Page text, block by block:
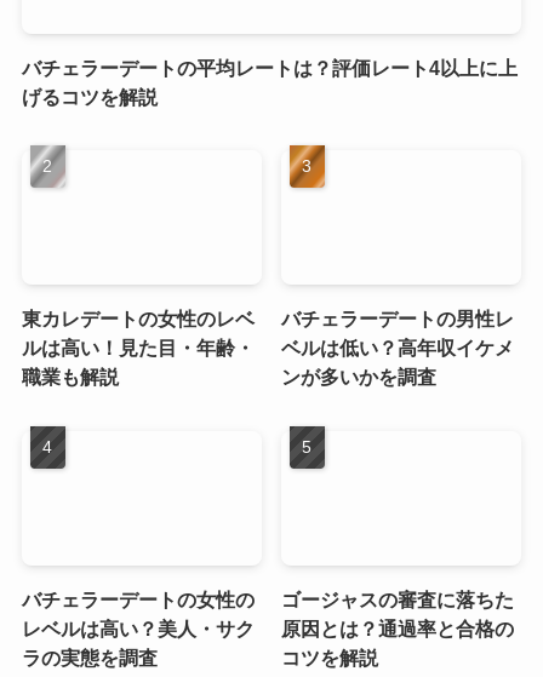
バチェラーデートの平均レートは？評価レート4以上に上
げるコツを解説
東カレデートの女性のレベ
ルは高い！見た目・年齢・
職業も解説
バチェラーデートの男性レ
ベルは低い？高年収イケメ
ンが多いかを調査
バチェラーデートの女性の
レベルは高い？美人・サク
ラの実態を調査
ゴージャスの審査に落ちた
原因とは？通過率と合格の
コツを解説